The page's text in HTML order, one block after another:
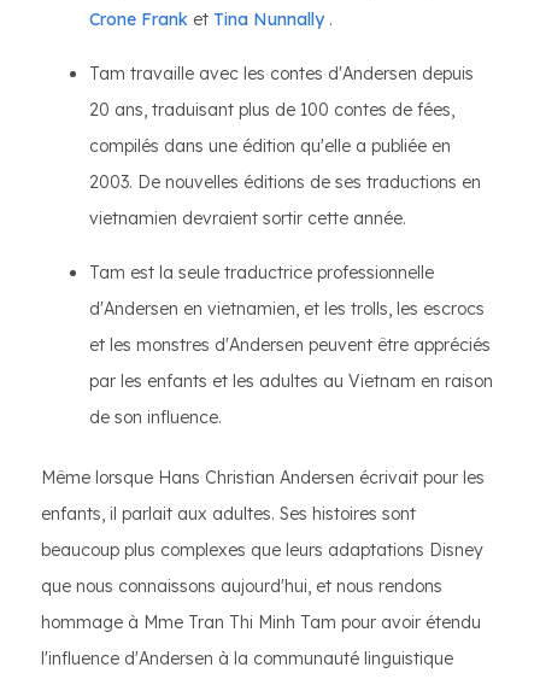
Crone Frank et Tina Nunnally.
Tam travaille avec les contes d'Andersen depuis
20 ans, traduisant plus de 100 contes de fées,
compilés dans une édition qu'elle a publiée en
2003. De nouvelles éditions de ses traductions en
vietnamien devraient sortir cette année.
Tam est la seule traductrice professionnelle
d'Andersen en vietnamien, et les trolls, les escrocs
et les monstres d'Andersen peuvent être appréciés
par les enfants et les adultes au Vietnam en raison
de son influence.
Même lorsque Hans Christian Andersen écrivait pour les
enfants, il parlait aux adultes. Ses histoires sont
beaucoup plus complexes que leurs adaptations Disney
que nous connaissons aujourd'hui, et nous rendons
hommage à Mme Tran Thi Minh Tam pour avoir étendu
l'influence d'Andersen à la communauté linguistique